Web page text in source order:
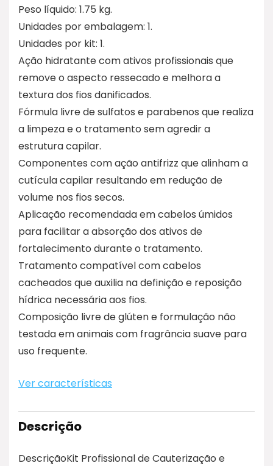
Peso líquido: 1.75 kg.
Unidades por embalagem: 1.
Unidades por kit: 1.
Ação hidratante com ativos profissionais que
remove o aspecto ressecado e melhora a
textura dos fios danificados.
Fórmula livre de sulfatos e parabenos que realiza
a limpeza e o tratamento sem agredir a
estrutura capilar.
Componentes com ação antifrizz que alinham a
cutícula capilar resultando em redução de
volume nos fios secos.
Aplicação recomendada em cabelos úmidos
para facilitar a absorção dos ativos de
fortalecimento durante o tratamento.
Tratamento compatível com cabelos
cacheados que auxilia na definição e reposição
hídrica necessária aos fios.
Composição livre de glúten e formulação não
testada em animais com fragrância suave para
uso frequente.
Ver características
Descrição
DescriçãoKit Profissional de Cauterização e